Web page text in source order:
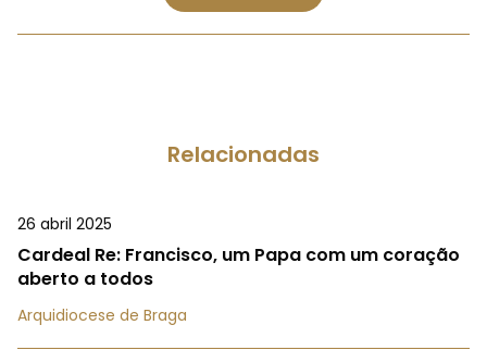
Relacionadas
26 abril 2025
Cardeal Re: Francisco, um Papa com um coração
aberto a todos
Arquidiocese de Braga